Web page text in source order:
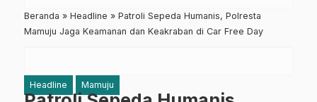
Beranda » Headline » Patroli Sepeda Humanis, Polresta
Mamuju Jaga Keamanan dan Keakraban di Car Free Day
Headline Mamuju